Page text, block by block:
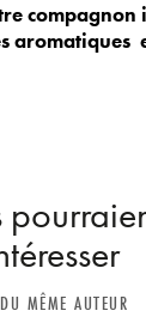
compagnon
aromatiques
DU MÊME AUTEUR